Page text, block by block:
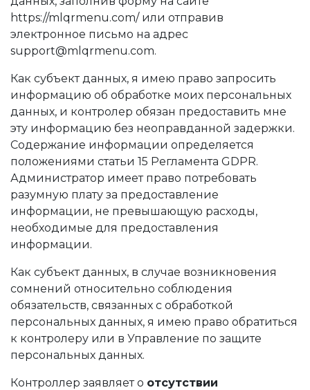
https://mlqrmenu.com/ или отправив
электронное письмо на адрес
support@mlqrmenu.com.
Как субъект данных, я имею право запросить
информацию об обработке моих персональных
данных, и контролер обязан предоставить мне
эту информацию без неоправданной задержки.
Содержание информации определяется
положениями статьи 15 Регламента GDPR.
Администратор имеет право потребовать
разумную плату за предоставление
информации, не превышающую расходы,
необходимые для предоставления
информации.
Как субъект данных, в случае возникновения
сомнений относительно соблюдения
обязательств, связанных с обработкой
персональных данных, я имею право обратиться
к контролеру или в Управление по защите
персональных данных.
Контроллер заявляет о отсутствии